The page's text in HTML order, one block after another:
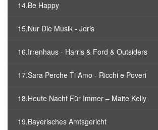
14.Be Happy
15.Nur Die Musik - Joris
16.Irrenhaus - Harris & Ford & Outsiders
17.Sara Perche Ti Amo - Ricchi e Poveri
18.Heute Nacht Für Immer – Maite Kelly
19.Bayerisches Amtsgericht